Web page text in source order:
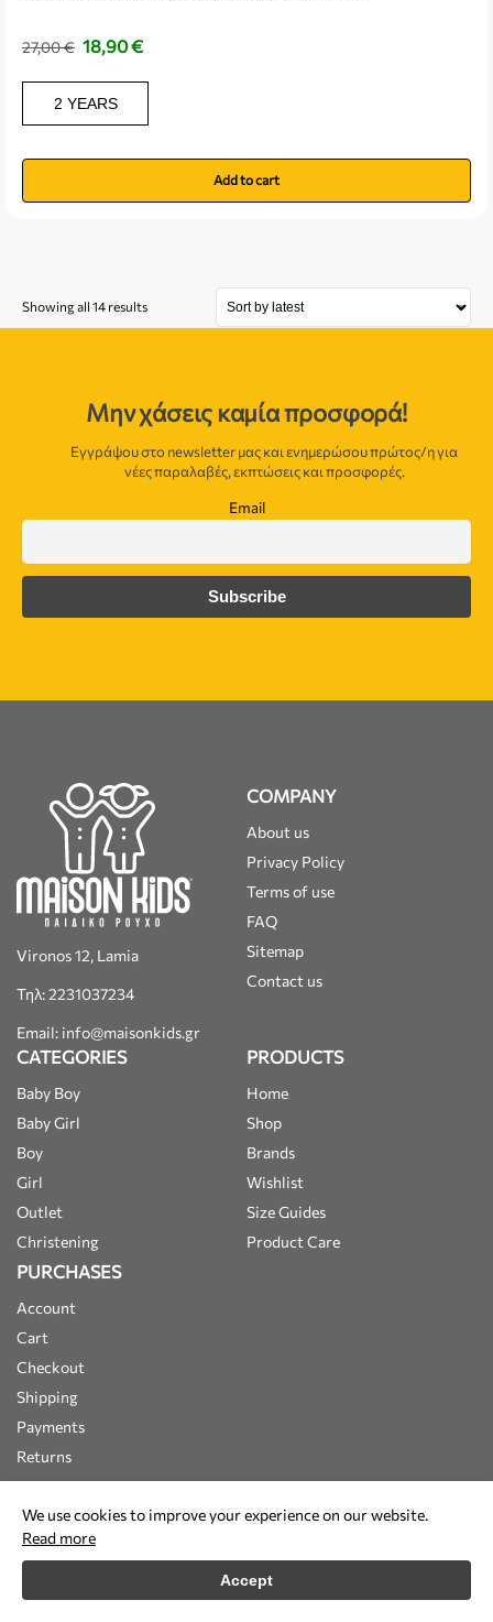
27,00€ 18,90€
2 YEARS
Add to cart
Showing all 14 results
Μην χάσεις καμία προσφορά!
Εγγράψου στο newsletter μας και ενημερώσου πρώτος/η για
νέες παραλαβές, εκπτώσεις και προσφορές.
Email
Vironos 12, Lamia
Τηλ: 2231037234
Email: info@maisonkids.gr
COMPANY
About us
Privacy Policy
Terms of use
FAQ
Sitemap
Contact us
CATEGORIES
Baby Boy
Baby Girl
Boy
Girl
Outlet
Christening
PRODUCTS
Home
Shop
Brands
Wishlist
Size Guides
Product Care
PURCHASES
Account
Cart
Checkout
Shipping
Payments
Returns
We use cookies to improve your experience on our website.
Read more
Accept